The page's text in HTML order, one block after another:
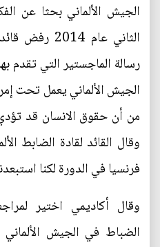
الجيش الألماني بحثا عن
الثاني عام
رسالة الماجستير التي تقدم
الجيش الألماني يعمل تحت
من أن حقوق الانسان قد تؤدي
وقال القائد لقادة الضابط
فرنسيا في الدورة لكنا
وقال أكاديمي اختير
الضباط في الجيش